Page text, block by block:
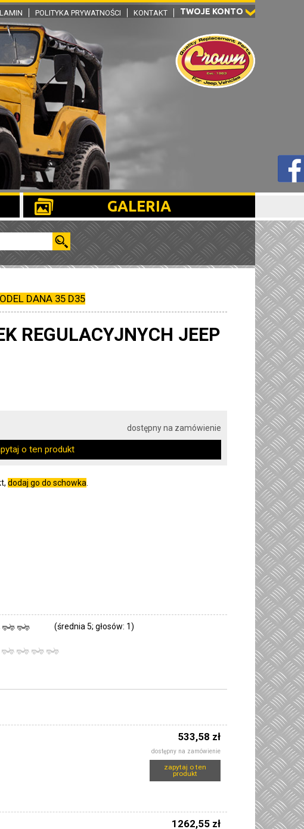
TWOJE KONTO
POLITYKA PRYWATNOŚCI KONTAKT
GALERIA
DANA 35 D35
REGULACYJNYCH JEEP
dostępny na zamówienie
o ten produkt
dodaj go do schowka
(średnia 5; głosów: 1)
533,58 zł
dostępny na zamówienie
zapytaj o ten
produkt
1262,55 zł